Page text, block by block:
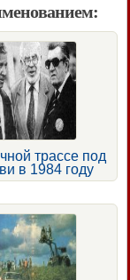
трассе под
в 1984 году